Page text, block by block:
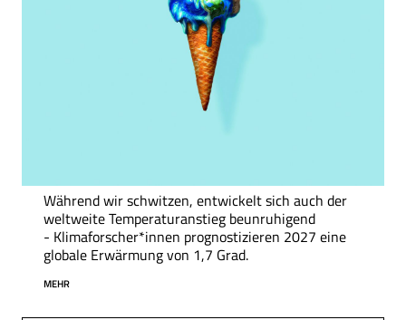
Während wir schwitzen, entwickelt sich auch der
weltweite Temperaturanstieg beunruhigend
- Klimaforscher*innen prognostizieren 2027 eine
globale Erwärmung von 1,7 Grad.
MEHR